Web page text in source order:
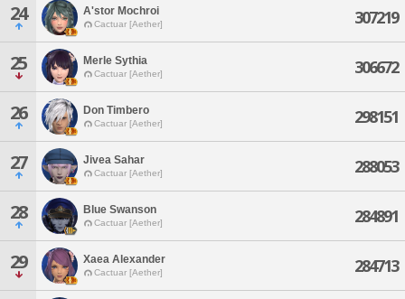
24 A'stor Mochroi
Cactuar [Aether] 307219
25 Merle Sythia
Cactuar [Aether] 306672
26 Don Timbero
Cactuar [Aether] 298151
27 Jivea Sahar
Cactuar [Aether] 288053
28 Blue Swanson
Cactuar [Aether] 284891
29 Xaea Alexander
Cactuar [Aether] 284713